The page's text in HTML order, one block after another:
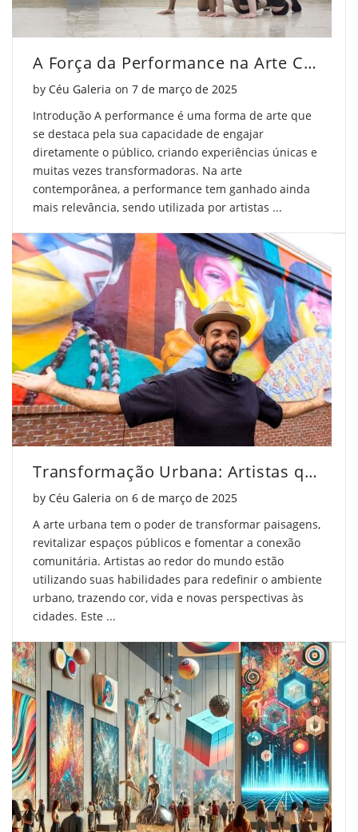
A Força da Performance na Arte Contemporânea
by Céu Galeria on Posted on
7 de março de 2025
Introdução A performance é uma forma de arte que
se destaca pela sua capacidade de engajar
diretamente o público, criando experiências únicas e
muitas vezes transformadoras. Na arte
contemporânea, a performance tem ganhado ainda
mais relevância, sendo utilizada por artistas ...
Transformação Urbana: Artistas que Mudam Paisagens
by Céu Galeria on Posted on
6 de março de 2025
A arte urbana tem o poder de transformar paisagens,
revitalizar espaços públicos e fomentar a conexão
comunitária. Artistas ao redor do mundo estão
utilizando suas habilidades para redefinir o ambiente
urbano, trazendo cor, vida e novas perspectivas às
cidades. Este ...